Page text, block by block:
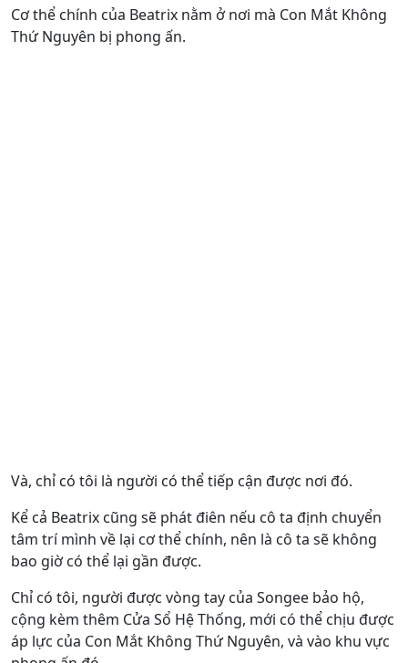
Cơ thể chính của Beatrix nằm ở nơi mà Con Mắt Không
Thứ Nguyên bị phong ấn.
Và, chỉ có tôi là người có thể tiếp cận được nơi đó.
Kể cả Beatrix cũng sẽ phát điên nếu cô ta định chuyển
tâm trí mình về lại cơ thể chính, nên là cô ta sẽ không
bao giờ có thể lại gần được.
Chỉ có tôi, người được vòng tay của Songee bảo hộ,
cộng kèm thêm Cửa Sổ Hệ Thống, mới có thể chịu được
áp lực của Con Mắt Không Thứ Nguyên, và vào khu vực